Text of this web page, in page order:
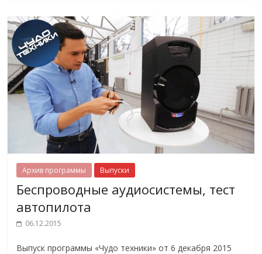
Архив программы Выпуски
Беспроводные аудиосистемы, тест
автопилота
06.12.2015
Выпуск программы «Чудо техники» от 6 декабря 2015